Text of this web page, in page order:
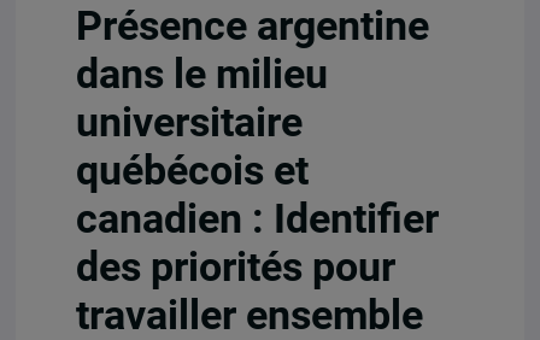
Présence argentine
dans le milieu
universitaire
québécois et
canadien : Identifier
des priorités pour
travailler ensemble